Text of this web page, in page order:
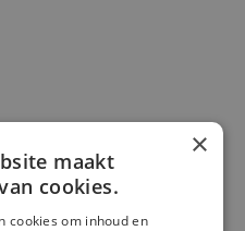
×
maakt
cookies.
cookies om inhoud en